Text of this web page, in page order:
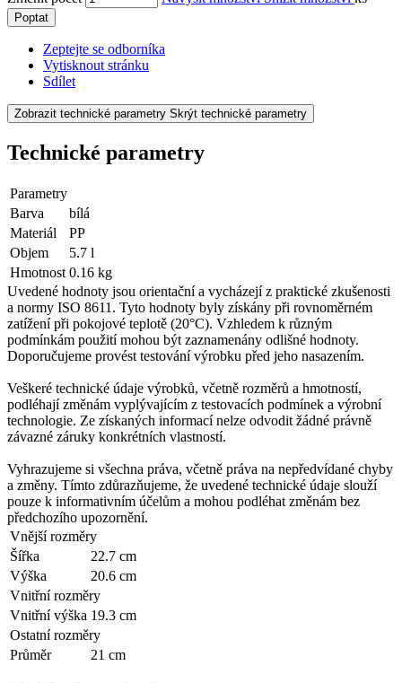
Poptat
Zeptejte se odborníka
Vytisknout stránku
Sdílet
Zobrazit technické parametry Skrýt technické parametry
Technické parametry
Parametry
Barva
bílá
Materiál
PP
Objem
5.7 l
Hmotnost 0.16 kg
Uvedené hodnoty jsou orientační a vycházejí z praktické zkušenosti
a normy ISO 8611. Tyto hodnoty byly získány při rovnoměrném
zatížení při pokojové teplotě (20°C). Vzhledem k různým
podmínkám použití mohou být zaznamenány odlišné hodnoty.
Doporučujeme provést testování výrobku před jeho nasazením.
Veškeré technické údaje výrobků, včetně rozměrů a hmotností,
podléhají změnám vyplývajícím z testovacích podmínek a výrobní
technologie. Ze získaných informací nelze odvodit žádné právně
závazné záruky konkrétních vlastností.
Vyhrazujeme si všechna práva, včetně práva na nepředvídané chyby
a změny. Tímto zdůrazňujeme, že uvedené technické údaje slouží
pouze k informativním účelům a mohou podléhat změnám bez
předchozího upozornění.
Vnější rozměry
Šířka
22.7 cm
Výška
20.6 cm
Vnitřní rozměry
Vnitřní výška 19.3 cm
Ostatní rozměry
Průměr
21 cm